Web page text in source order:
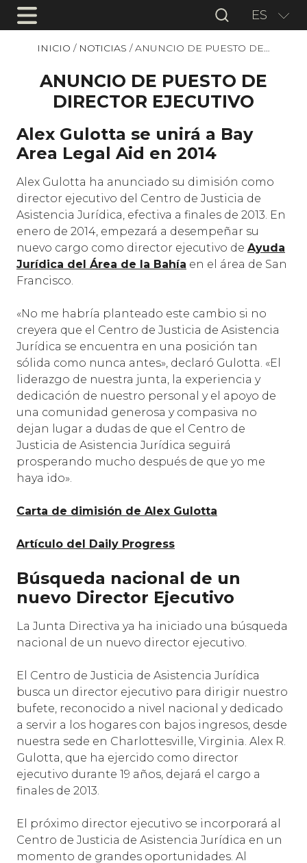
ES
INICIO / NOTICIAS /ANUNCIO DE PUESTO DE…
ANUNCIO DE PUESTO DE
DIRECTOR EJECUTIVO
Alex Gulotta se unirá a Bay
Area Legal Aid en 2014
Alex Gulotta ha anunciado su dimisión como
director ejecutivo del Centro de Justicia de
Asistencia Jurídica, efectiva a finales de 2013. En
enero de 2014, empezará a desempeñar su
nuevo cargo como director ejecutivo de Ayuda
Jurídica del Área de la Bahía en el área de San
Francisco.
«No me habría planteado este cambio si no
creyera que el Centro de Justicia de Asistencia
Jurídica se encuentra en una posición tan
sólida como nunca antes», declaró Gulotta. «El
liderazgo de nuestra junta, la experiencia y
dedicación de nuestro personal y el apoyo de
una comunidad generosa y compasiva no
dejan lugar a dudas de que el Centro de
Justicia de Asistencia Jurídica seguirá
prosperando mucho después de que yo me
haya ido».
Carta de dimisión de Alex Gulotta
Artículo del Daily Progress
Búsqueda nacional de un
nuevo Director Ejecutivo
La Junta Directiva ya ha iniciado una búsqueda
nacional de un nuevo director ejecutivo.
El Centro de Justicia de Asistencia Jurídica
busca un director ejecutivo para dirigir nuestro
bufete, reconocido a nivel nacional y dedicado
a servir a los hogares con bajos ingresos, desde
nuestra sede en Charlottesville, Virginia. Alex R.
Gulotta, que ha ejercido como director
ejecutivo durante 19 años, dejará el cargo a
finales de 2013.
El próximo director ejecutivo se incorporará al
Centro de Justicia de Asistencia Jurídica en un
momento de grandes oportunidades. Al